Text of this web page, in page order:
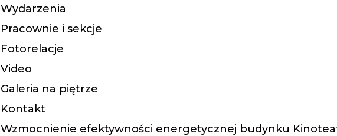
Wydarzenia
Pracownie i sekcje
Fotorelacje
Video
Galeria na piętrze
Kontakt
Wzmocnienie efektywności energetycznej budynku